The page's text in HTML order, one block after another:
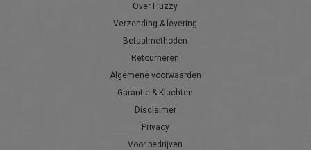
Over Fluzzy
Verzending & levering
Betaalmethoden
Retourneren
Algemene voorwaarden
Garantie & Klachten
Disclaimer
Privacy
Voor bedrijven